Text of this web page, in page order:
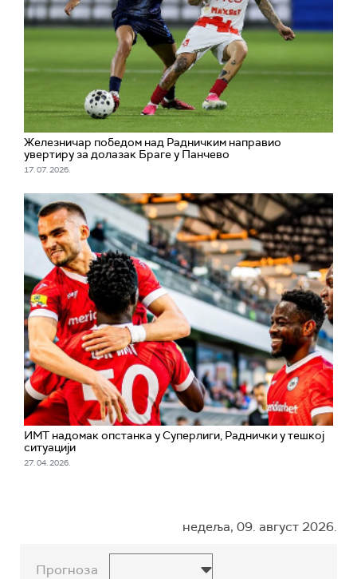
Железничар победом над Радничким направио
увертиру за долазак Браге у Панчево
17. 07. 2026.
ИМТ надомак опстанка у Суперлиги, Раднички у тешкој
ситуацији
27. 04. 2026.
недеља, 09. август 2026.
Прогноза